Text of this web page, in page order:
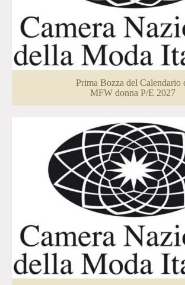
Prima Bozza del Calendario
MFW donna P/E 2027